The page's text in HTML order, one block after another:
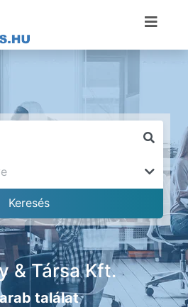
& Társa Kft.
találat